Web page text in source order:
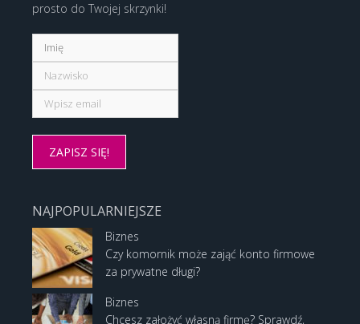
prosto do Twojej skrzynki!
NAJPOPULARNIEJSZE
Biznes
Czy komornik może zająć konto firmowe
za prywatne długi?
Biznes
Chcesz założyć własną firmę? Sprawdź,